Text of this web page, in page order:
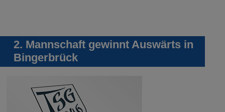
2. Mannschaft gewinnt Auswärts in
Bingerbrück